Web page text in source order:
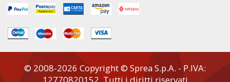
© 2008-2026 Copyright © Sprea S.p.A. - P.IVA:
12770820152. Tutti i diritti riservati